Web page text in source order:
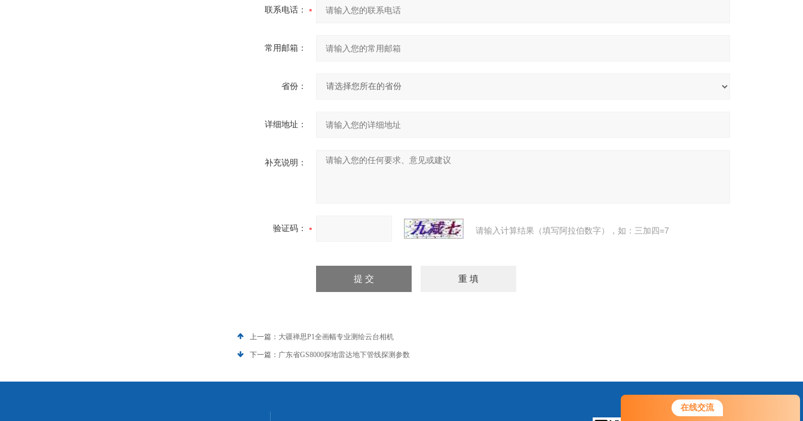
在线交流
联系电话：
常用邮箱：
省份：
详细地址：
补充说明：
验证码： 请输入计算结果（填写阿拉伯数字），如：三加四=7
上一篇： 大疆禅思P1全画幅专业测绘云台相机
下一篇： 广东省GS8000探地雷达地下管线探测参数